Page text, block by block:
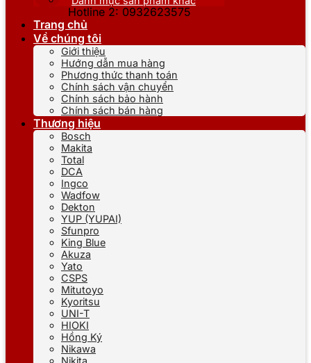
Hotline 2: 0932623575
Trang chủ
Về chúng tôi
Giới thiệu
Hướng dẫn mua hàng
Phương thức thanh toán
Chính sách vận chuyển
Chính sách bảo hành
Chính sách bán hàng
Thương hiệu
Bosch
Makita
Total
DCA
Ingco
Wadfow
Dekton
YUP (YUPAI)
Sfunpro
King Blue
Akuza
Yato
CSPS
Mitutoyo
Kyoritsu
UNI-T
HIOKI
Hồng Ký
Nikawa
Nikita